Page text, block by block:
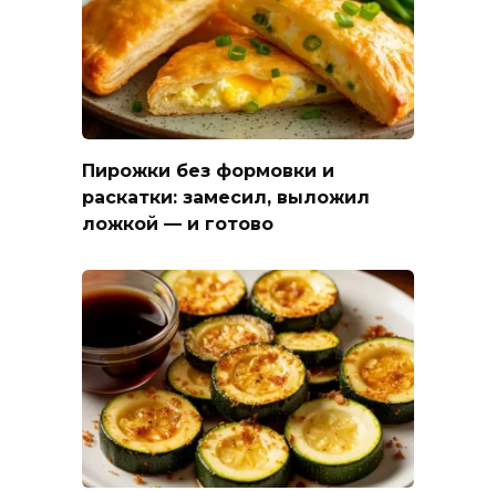
Пирожки без формовки и
раскатки: замесил, выложил
ложкой — и готово